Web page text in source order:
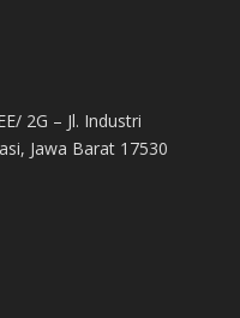
2G – Jl. Industri
Jawa Barat 17530